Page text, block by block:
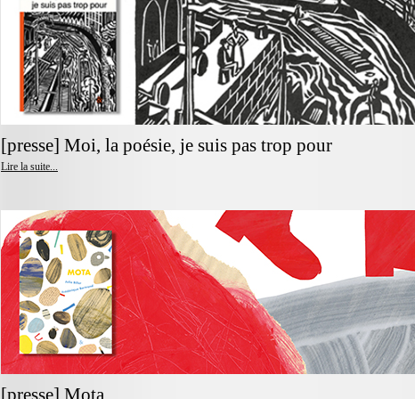
[presse] Moi, la poésie, je suis pas trop pour
Lire la suite...
[presse] Mota